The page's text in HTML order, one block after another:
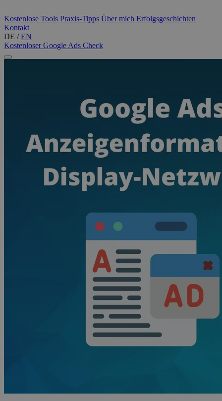
Kostenlose Tools Praxis-Tipps Über mich Erfolgsgeschichten
Kontakt
DE / EN
Kostenloser Google Ads Check